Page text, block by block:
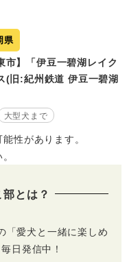
県
市】「伊豆一碧湖レイク
(旧:紀州鉄道 伊豆一碧湖
大型犬まで
性があります。
とは？
「愛犬と一緒に楽しめ
日発信中！